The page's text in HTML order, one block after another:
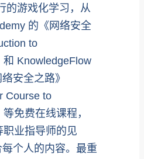
的游戏化学习，从
的《网络安全
to
和 KnowledgeFlow
安全之路》
Course to
免费在线课程，
职业指导师的见
个人的内容。最重